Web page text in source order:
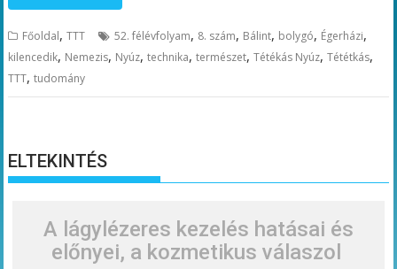
Főoldal,TTT 52. félévfolyam, 8. szám, Bálint, bolygó, Égerházi,
kilencedik, Nemezis, Nyúz,technika,természet,Tétékás Nyúz,Tététkás,
TTT,tudomány
ELTEKINTÉS
A lágylézeres kezelés hatásai és
előnyei, a kozmetikus válaszol